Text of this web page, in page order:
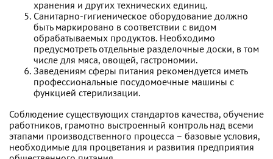
хранения и других технических единиц.
Санитарно-гигиеническое оборудование должно
быть маркировано в соответствии с видом
обрабатываемых продуктов. Необходимо
предусмотреть отдельные разделочные доски, в том
числе для мяса, овощей, гастрономии.
Заведениям сферы питания рекомендуется иметь
профессиональные посудомоечные машины с
функцией стерилизации.
Соблюдение существующих стандартов качества, обучение
работников, грамотно выстроенный контроль над всеми
этапами производственного процесса – базовые условия,
необходимые для процветания и развития предприятия